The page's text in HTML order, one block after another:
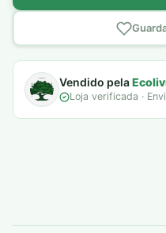
Vendido pela
Loja verificada ·